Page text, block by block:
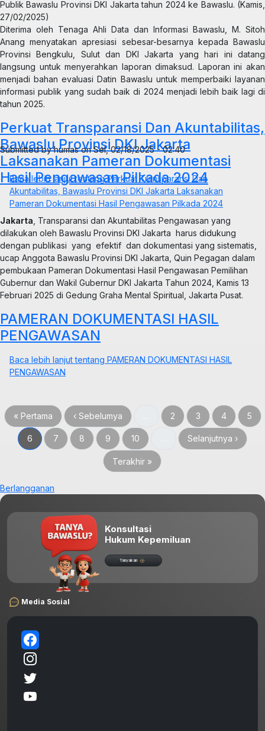
Publik Bawaslu Provinsi DKI Jakarta tahun 2024 ke Bawaslu. (Kamis,
27/02/2025)
Diterima oleh Tenaga Ahli Data dan Informasi Bawaslu, M. Sitoh
Anang menyatakan apresiasi sebesar-besarnya kepada Bawaslu
Provinsi Bengkulu, Sulut dan DKI Jakarta yang hari ini datang
langsung untuk menyerahkan laporan dimaksud. Laporan ini akan
menjadi bahan evaluasi Datin Bawaslu untuk memperbaiki layanan
informasi publik yang sudah baik di 2024 menjadi lebih baik lagi di
tahun 2025.
Perkuat Transparansi Dan Akuntabilitas,
Bawaslu Provinsi DKI Jakarta
Laksanakan Pameran Dokumentasi
Hasil Pengawasan Pilkada 2024
Submitted byhumasonSel, 02/18/2025 - 02:40
Baca lebih lanjuttentang Perkuat Transparansi Dan
Akuntabilitas, Bawaslu Provinsi DKI Jakarta Laksanakan
Pameran Dokumentasi Hasil Pengawasan Pilkada 2024
Jakarta , Transparansi dan Akuntabilitas Pengawasan yang
dilakukan oleh Bawaslu Provinsi DKI Jakarta harus didukung
dengan publikasi yang efektif dan dokumentasi yang sistematis,
ucap Anggota Bawaslu Provinsi DKI Jakarta, Quin Pegagan dalam
pembukaan Pameran Dokumentasi Hasil Pengawasan Pemilihan
Gubernur dan Wakil Gubernur DKI Jakarta Tahun 2024, Kamis 13
Februari 2025 di Gedung Graha Mental Spiritual, Jakarta Pusat.
PAMERAN DOKUMENTASI HASIL
PENGAWASAN
Baca lebih lanjuttentang PAMERAN DOKUMENTASI HASIL
PENGAWASAN
First page
« Pertama Halaman sebelumnya
‹ Sebelumya Halaman
2 Halaman
3 Halaman
4 5
Halaman sekarang
6 Halaman
7 Halaman
8 Halaman
9 Halaman
10 Halaman berikutnya
Selanjutnya ›
Last page
Terakhir »
Berlangganan
Media Sosial
Konsultasi
Hukum Kepemiluan
Tanyakan